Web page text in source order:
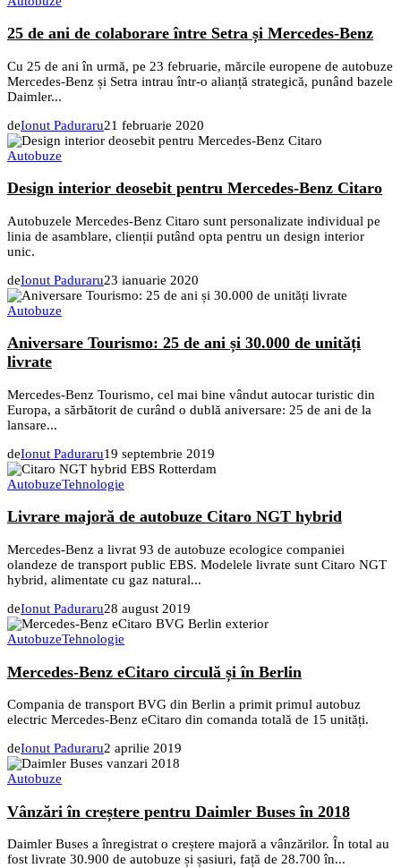
25 de ani de colaborare între Setra și Mercedes-Benz
Cu 25 de ani în urmă, pe 23 februarie, mărcile europene de autobuze
Mercedes-Benz și Setra intrau într-o alianță strategică, punând bazele
Daimler...
deIonut Paduraru21 februarie 2020
Autobuze
Design interior deosebit pentru Mercedes-Benz Citaro
Autobuzele Mercedes-Benz Citaro sunt personalizate individual pe
linia de asamblare, clienții putând opta pentru un design interior
unic.
deIonut Paduraru23 ianuarie 2020
Autobuze
Aniversare Tourismo: 25 de ani și 30.000 de unități
livrate
Mercedes‑Benz Tourismo, cel mai bine vândut autocar turistic din
Europa, a sărbătorit de curând o dublă aniversare: 25 de ani de la
lansare...
deIonut Paduraru19 septembrie 2019
AutobuzeTehnologie
Livrare majoră de autobuze Citaro NGT hybrid
Mercedes-Benz a livrat 93 de autobuze ecologice companiei
olandeze de transport public EBS. Modelele livrate sunt Citaro NGT
hybrid, alimentate cu gaz natural...
deIonut Paduraru28 august 2019
AutobuzeTehnologie
Mercedes-Benz eCitaro circulă și în Berlin
Compania de transport BVG din Berlin a primit primul autobuz
electric Mercedes-Benz eCitaro din comanda totală de 15 unități.
deIonut Paduraru2 aprilie 2019
Autobuze
Vânzări în creștere pentru Daimler Buses în 2018
Daimler Buses a înregistrat o creștere majoră a vânzărilor. În total au
fost livrate 30.900 de autobuze și șasiuri, față de 28.700 în...